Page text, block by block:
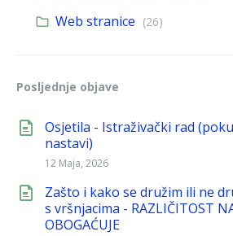
Web stranice (26)
Posljednje objave
Osjetila - Istraživački rad
nastavi)
12 Maja, 2026
Zašto i kako se družim ili ne
s vršnjacima - RAZLIČITOST
OBOGAĆUJE